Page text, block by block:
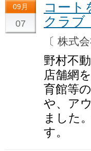
09月
07
コー
クラ
〔 株式
野村不
店舗網
育館等
や、ア
ました
す。